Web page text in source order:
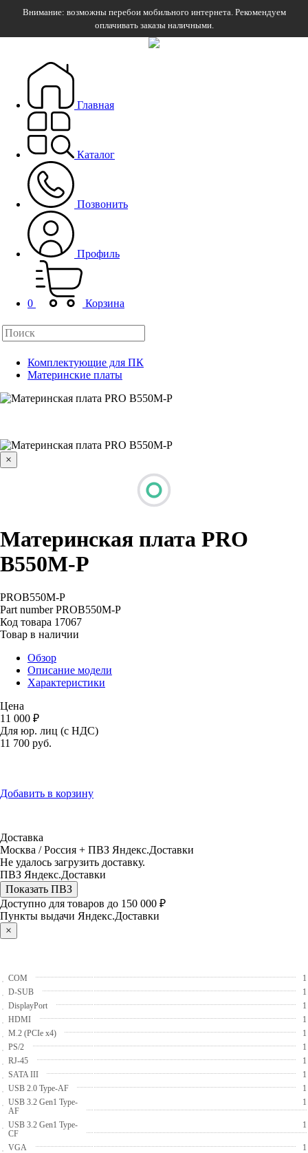
Внимание: возможны перебои мобильного интернета. Рекомендуем
оплачивать заказы наличными.
Главная
Каталог
Позвонить
Профиль
0 Корзина
Комплектующие для ПК
Материнские платы
×
Материнская плата PRO
B550M-P
PROB550M-P
Part number PROB550M-P
Код товара 17067
Товар в наличии
Обзор
Описание модели
Характеристики
Цена
11 000 ₽
Для юр. лиц (с НДС)
11 700 руб.
Добавить в корзину
Доставка
Москва / Россия + ПВЗ Яндекс.Доставки
Не удалось загрузить доставку.
ПВЗ Яндекс.Доставки
Показать ПВЗ
Доступно для товаров до 150 000 ₽
Пункты выдачи Яндекс.Доставки
×
COM
1
D-SUB
1
DisplayPort
1
HDMI
1
M.2 (PCIe x4)
1
PS/2
1
RJ-45
1
SATA III
1
USB 2.0 Type-AF
1
USB 3.2 Gen1 Type-
AF
1
USB 3.2 Gen1 Type-
CF
1
VGA
1